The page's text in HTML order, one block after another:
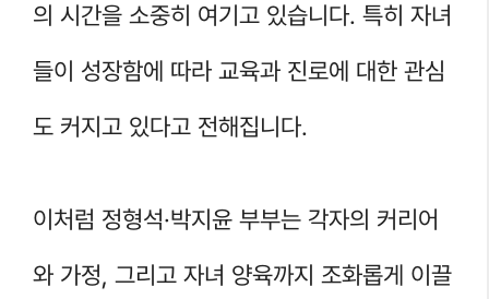
의 시간을 소중히 여기고 있습니다. 특히 자녀
들이 성장함에 따라 교육과 진로에 대한 관심
도 커지고 있다고 전해집니다.
이처럼 정형석·박지윤 부부는 각자의 커리어
와 가정, 그리고 자녀 양육까지 조화롭게 이끌